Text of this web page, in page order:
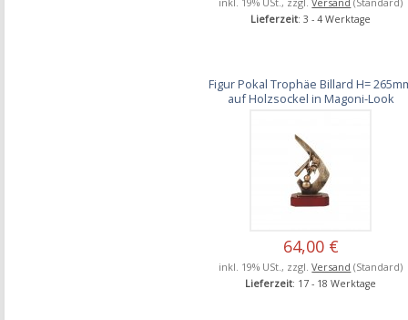
Lieferzeit: 3 - 4 Werktage
Figur Pokal Trophäe Billard H=
auf Holzsockel in Magoni-Look
64,00 €
inkl. 19% USt., zzgl.Versand (Standard)
Lieferzeit: 17 - 18 Werktage